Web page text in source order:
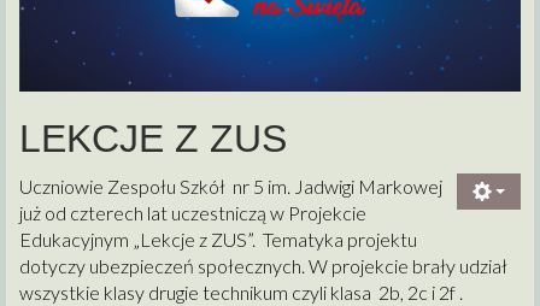
LEKCJE Z ZUS
Uczniowie Zespołu Szkół nr 5 im. Jadwigi Markowej
już od czterech lat uczestniczą w Projekcie
Edukacyjnym „Lekcje z ZUS”. Tematyka projektu
dotyczy ubezpieczeń społecznych. W projekcie brały udział
wszystkie klasy drugie technikum czyli klasa 2b, 2c i 2f .